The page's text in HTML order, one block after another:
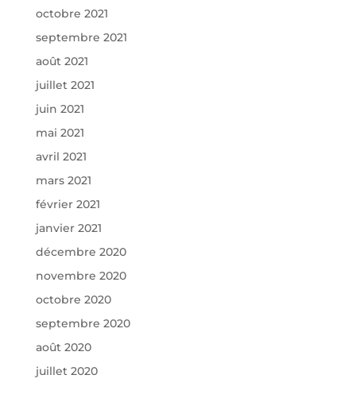
octobre 2021
septembre 2021
août 2021
juillet 2021
juin 2021
mai 2021
avril 2021
mars 2021
février 2021
janvier 2021
décembre 2020
novembre 2020
octobre 2020
septembre 2020
août 2020
juillet 2020